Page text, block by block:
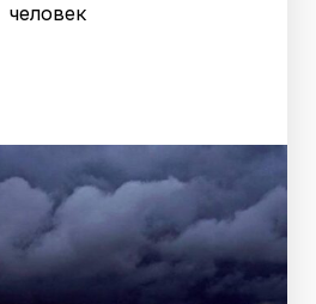
человек